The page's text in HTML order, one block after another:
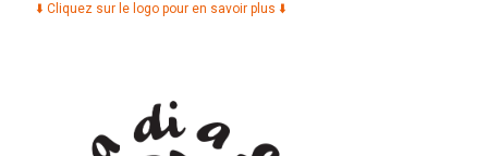
⬇️ Cliquez sur le logo pour en savoir plus ⬇️